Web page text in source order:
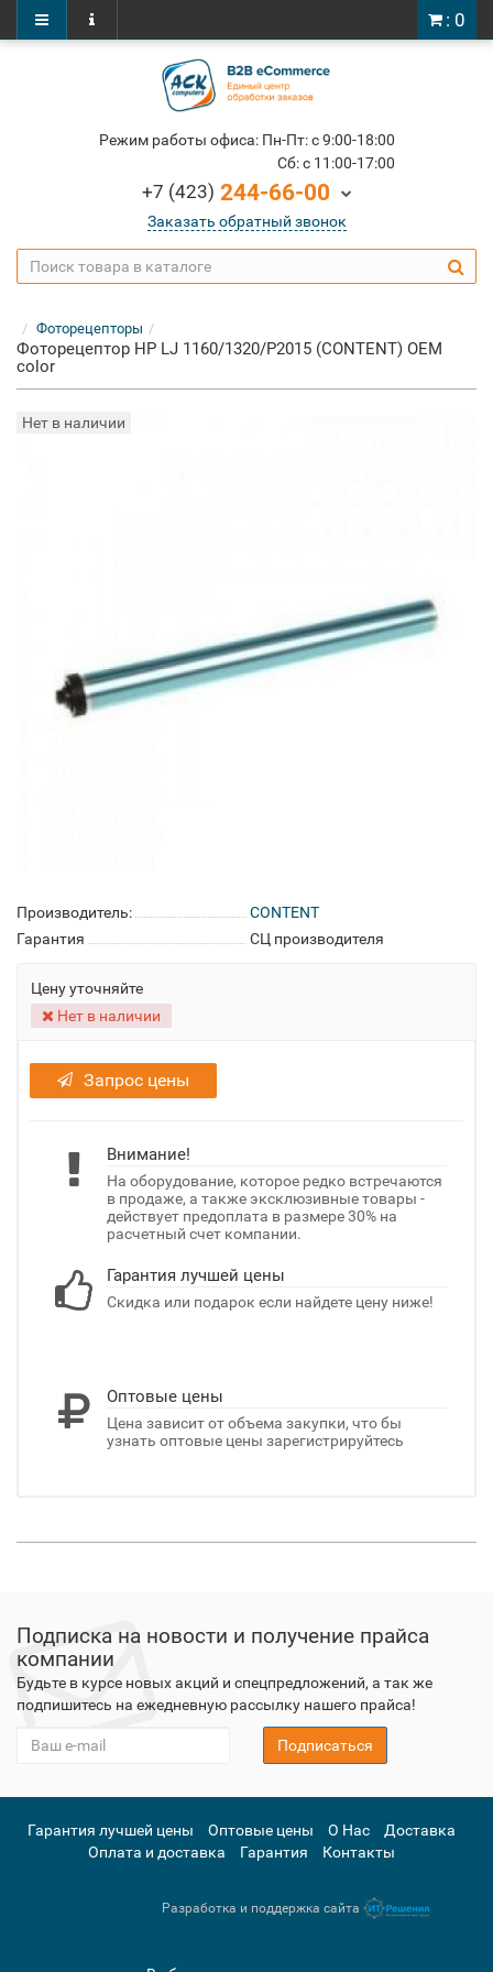
: 0
Режим работы офиса: Пн-Пт: c 9:00-18:00
Cб: c 11:00-17:00
+7 (423) 244-66-00
Заказать обратный звонок
Фоторецепторы
Фоторецептор HP LJ 1160/1320/P2015 (CONTENT) OEM
color
Нет в наличии
Производитель:
CONTENT
Гарантия
СЦ производителя
Цену уточняйте
Нет в наличии
Запрос цены
Внимание!
На оборудование, которое редко встречаются
в продаже, а также эксклюзивные товары -
действует предоплата в размере 30% на
расчетный счет компании.
Гарантия лучшей цены
Скидка или подарок если найдете цену ниже!
Оптовые цены
Цена зависит от объема закупки, что бы
узнать оптовые цены зарегистрируйтесь
Подписка на новости и получение прайса
компании
Будьте в курсе новых акций и спецпредложений, а так же
подпишитесь на ежедневную рассылку нашего прайса!
Подписаться
Гарантия лучшей цены Оптовые цены О Нас
Доставка
Оплата и доставка
Гарантия Контакты
Разработка и поддержка сайта